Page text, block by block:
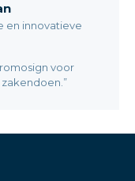
en innovatieve
voor